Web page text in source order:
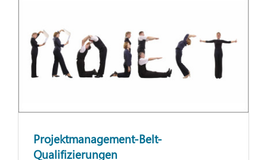
Projektmanagement-Belt-
Qualifizierungen